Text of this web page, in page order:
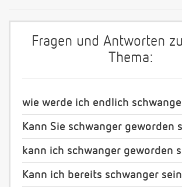
Fragen und Antworten
Thema:
wie werde ich endlich
Kann Sie schwanger geworden
kann ich schwanger geworden
Kann ich bereits schwanger